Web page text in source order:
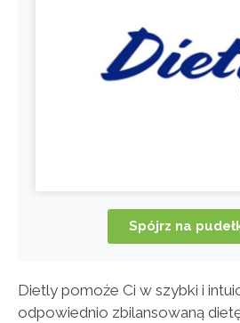
Spójrz na
Dietly pomoże Ci w szybki i
odpowiednio zbilansowaną